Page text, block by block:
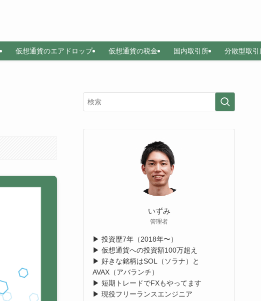
仮想通貨のエアドロップ 仮想通貨の税金 国内取引所 分散型取引
いずみ
管理者
▶︎ 投資歴7年（2018年〜）
▶︎ 仮想通貨への投資額100万超え
▶︎ 好きな銘柄はSOL（ソラナ）と
AVAX（アバランチ）
▶︎ 短期トレードでFXもやってます
▶︎ 現役フリーランスエンジニア